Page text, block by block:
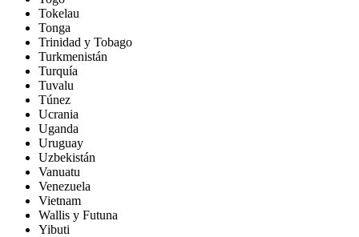
Tokelau
Tonga
Trinidad y Tobago
Turkmenistán
Turquía
Tuvalu
Túnez
Ucrania
Uganda
Uruguay
Uzbekistán
Vanuatu
Venezuela
Vietnam
Wallis y Futuna
Yibuti